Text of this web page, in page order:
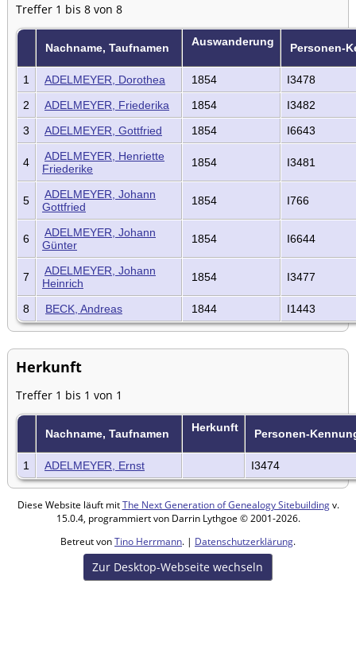
Treffer 1 bis 8 von 8
Nachname, Taufnamen Auswanderung Personen-
1 ADELMEYER, Dorothea 1854
I3478
2
ADELMEYER, Friederika 1854
I3482
3
ADELMEYER, Gottfried 1854 I6643
4
ADELMEYER, Henriette
Friederike
1854 I3481
5
ADELMEYER, Johann
Gottfried
1854 I766
6
ADELMEYER, Johann
Günter
1854 I6644
7
ADELMEYER, Johann
Heinrich
1854 I3477
8 BECK, Andreas 1844 I1443
Herkunft
Treffer 1 bis 1 von 1
Nachname, Taufnamen Herkunft Personen-
1 ADELMEYER, Ernst I3474
Diese Website läuft mitThe Next Generation of Genealogy Sitebuildingv.
15.0.4, programmiert von Darrin Lythgoe © 2001-2026.
Betreut vonTino Herrmann. | Datenschutzerklärung.
Zur Desktop-Webseite wechseln